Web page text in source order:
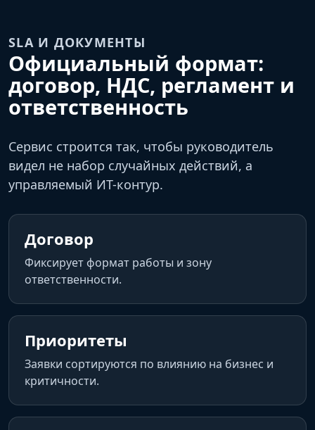
SLA И ДОКУМЕНТЫ
Официальный формат:
договор, НДС, регламент и
ответственность
Сервис строится так, чтобы руководитель
видел не набор случайных действий, а
управляемый ИТ-контур.
Договор
Фиксирует формат работы и зону
ответственности.
Приоритеты
Заявки сортируются по влиянию на бизнес и
критичности.